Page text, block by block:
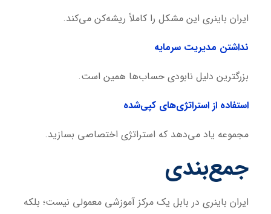
ایران باینری این مشکل را کاملاً ریشه‌کن می‌کند.
نداشتن مدیریت سرمایه
بزرگترین دلیل نابودی حساب‌ها همین است.
استفاده از استراتژی‌های کپی‌شده
مجموعه یاد می‌دهد که استراتژی اختصاصی بسازید.
جمع‌بندی
ایران باینری در بابل یک مرکز آموزشی معمولی نیست؛ بلکه